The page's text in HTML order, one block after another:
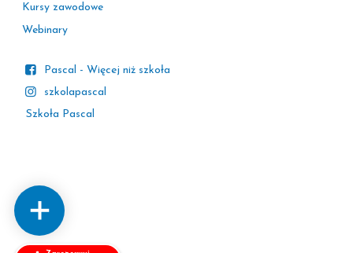
Kursy zawodowe
Webinary
Pascal - Więcej niż szkoła
szkolapascal
Szkoła Pascal